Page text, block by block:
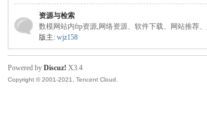
资源与检索
数模网站内ftp资源,网络资源、软件下载、网站推荐
版主:wjz158
Powered byDiscuz! X3.4
Copyright © 2001-2021, Tencent Cloud.